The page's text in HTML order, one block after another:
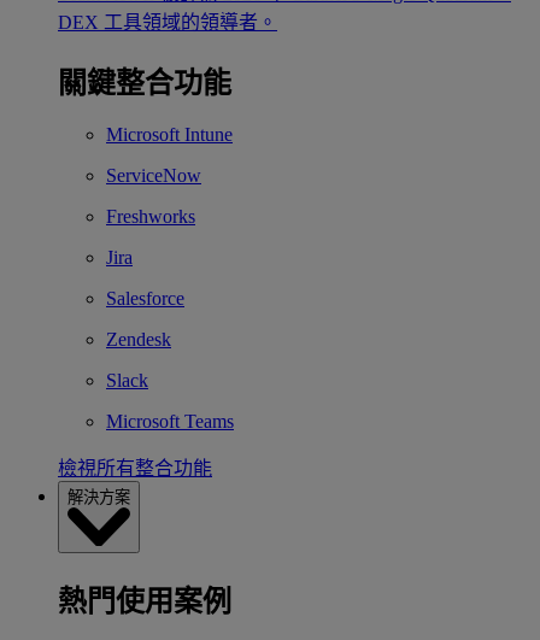
DEX 工具領域的領導者。
關鍵整合功能
Microsoft Intune
ServiceNow
Freshworks
Jira
Salesforce
Zendesk
Slack
Microsoft Teams
檢視所有整合功能
解決方案
熱門使用案例